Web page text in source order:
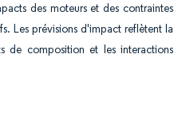
des moteurs et des contraintes
Les prévisions d'impact reflètent la
de composition et les interactions